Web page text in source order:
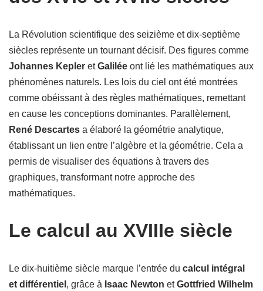
La Révolution scientifique des seizième et dix-septième
siècles représente un tournant décisif. Des figures comme
Johannes Kepler etGalilée ont lié les mathématiques aux
phénomènes naturels. Les lois du ciel ont été montrées
comme obéissant à des règles mathématiques, remettant
en cause les conceptions dominantes. Parallèlement,
René Descartes a élaboré la géométrie analytique,
établissant un lien entre l’algèbre et la géométrie. Cela a
permis de visualiser des équations à travers des
graphiques, transformant notre approche des
mathématiques.
Le calcul au XVIIIe siècle
Le dix-huitième siècle marque l’entrée du calcul intégral
et différentiel , grâce à Isaac Newton etGottfried Wilhelm